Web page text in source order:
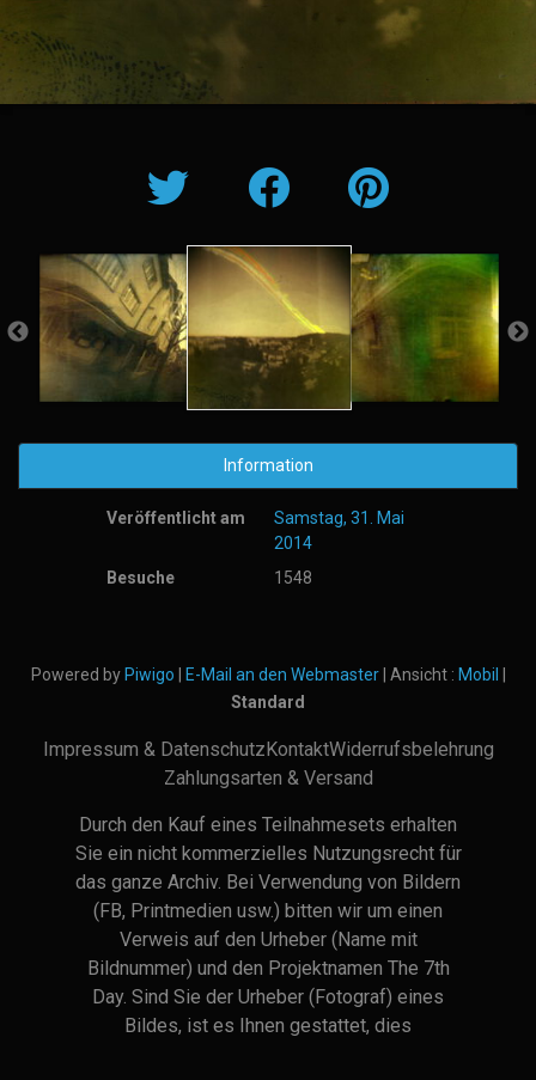
Information
Veröffentlicht am
Samstag, 31. Mai
2014
Besuche
1548
Powered by Piwigo E-Mail an den Webmaster| Ansicht : Mobil
Standard
Impressum & Datenschutz KontaktWiderrufsbelehrung
Zahlungsarten & Versand
Durch den Kauf eines Teilnahmesets erhalten
Sie ein nicht kommerzielles Nutzungsrecht für
das ganze Archiv. Bei Verwendung von Bildern
(FB, Printmedien usw.) bitten wir um einen
Verweis auf den Urheber (Name mit
Bildnummer) und den Projektnamen The 7th
Day. Sind Sie der Urheber (Fotograf) eines
Bildes, ist es Ihnen gestattet, dies